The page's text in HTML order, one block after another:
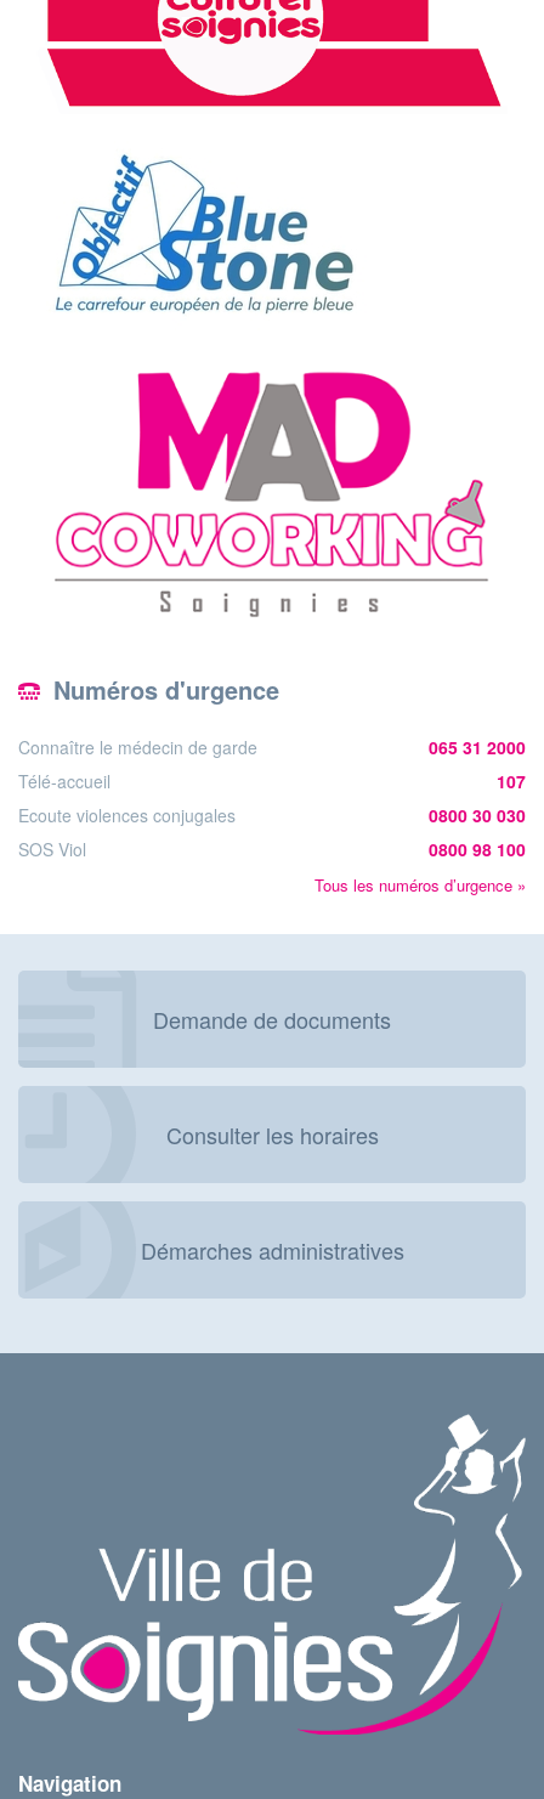
Numéros d'urgence
Connaître le médecin de garde
065 31 2000
Télé-accueil
107
Ecoute violences conjugales
0800 30 030
SOS Viol
0800 98 100
Tous les numéros d’urgence »
Demande de documents
Consulter les horaires
Démarches administratives
Navigation